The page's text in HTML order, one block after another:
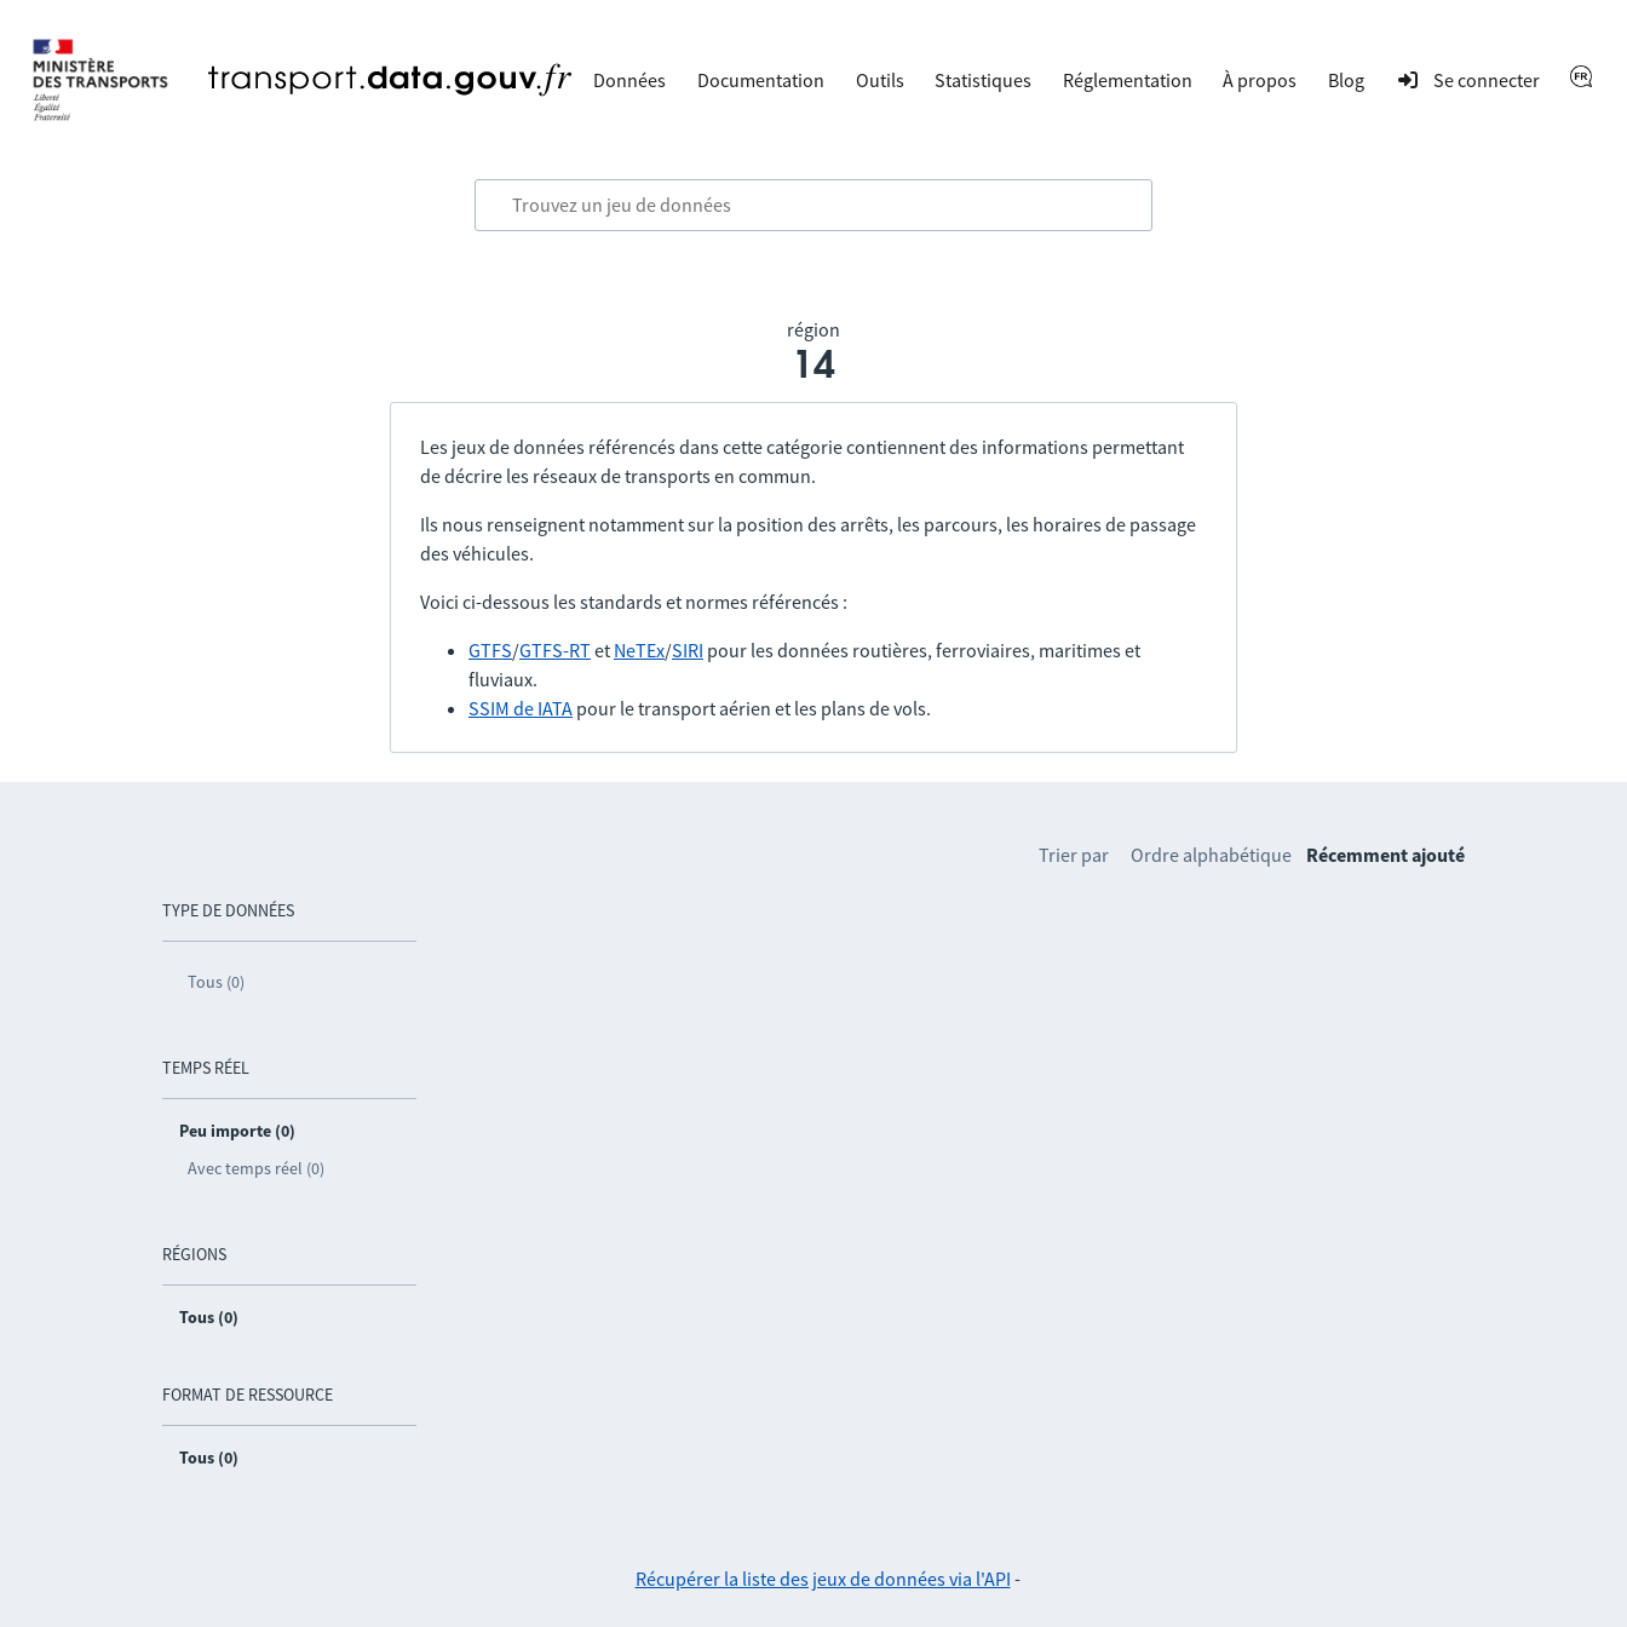
Données Documentation Outils Statistiques Réglementation À propos Blog Se connecter
région
14
Les jeux de données référencés dans cette catégorie contiennent des informations permettant
de décrire les réseaux de transports en commun.
Ils nous renseignent notamment sur la position des arrêts, les parcours, les horaires de passage
des véhicules.
Voici ci-dessous les standards et normes référencés :
GTFS/GTFS-RTet NeTEx/SIRI pour les données routières, ferroviaires, maritimes et
fluviaux.
SSIM de IATA pour le transport aérien et les plans de vols.
TYPE DE DONNÉES
Tous (0)
TEMPS RÉEL
Peu importe (0)
Avec temps réel (0)
RÉGIONS
Tous (0)
FORMAT DE RESSOURCE
Tous (0)
Trier par Ordre alphabétique Récemment ajouté
Récupérer la liste des jeux de données via l'API -